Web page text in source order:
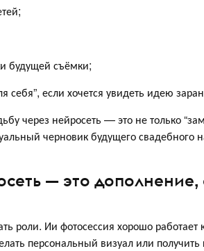
будущей съёмки;
себя”, если хочется увидеть идею
через нейросеть — это не только
черновик будущего свадебного
— это
роли. Ии фотосессия хорошо работает
персональный визуал или